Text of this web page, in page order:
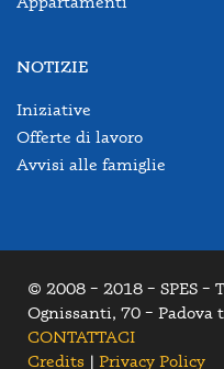
NOTIZIE
Iniziative
Offerte di lavoro
Avvisi alle famiglie
© 2008 – 2018 – SPES
Ognissanti, 70 – Padova
CONTATTACI
Credits | Privacy Policy